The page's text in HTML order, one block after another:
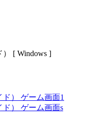
[ Windows ]